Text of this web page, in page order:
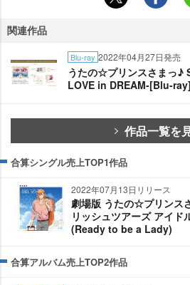
関連作品
Blu-ray 2022年04月27日発売
うたの☆プリンスさまっ♪
LOVE in DREAM-[Blu-ray]
作品一覧を
合算シングル売上TOP1作品
2022年07月13日リリース
劇場版 うたの☆プリンス
リッシュツアーズ アイド
(Ready to be a Lady)
合算アルバム売上TOP2作品